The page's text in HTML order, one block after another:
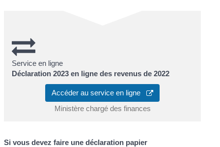
Service en ligne
Déclaration 2023 en ligne des revenus de 2022
Accéder au service en ligne
Ministère chargé des finances
Si vous devez faire une déclaration papier